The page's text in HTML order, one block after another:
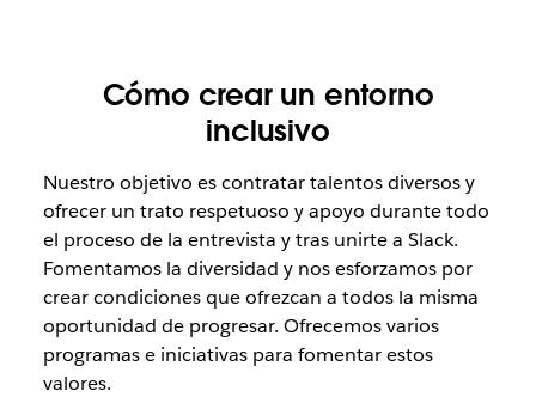
Cómo crear un entorno
inclusivo
Nuestro objetivo es contratar talentos diversos y
ofrecer un trato respetuoso y apoyo durante todo
el proceso de la entrevista y tras unirte a Slack.
Fomentamos la diversidad y nos esforzamos por
crear condiciones que ofrezcan a todos la misma
oportunidad de progresar. Ofrecemos varios
programas e iniciativas para fomentar estos
valores.